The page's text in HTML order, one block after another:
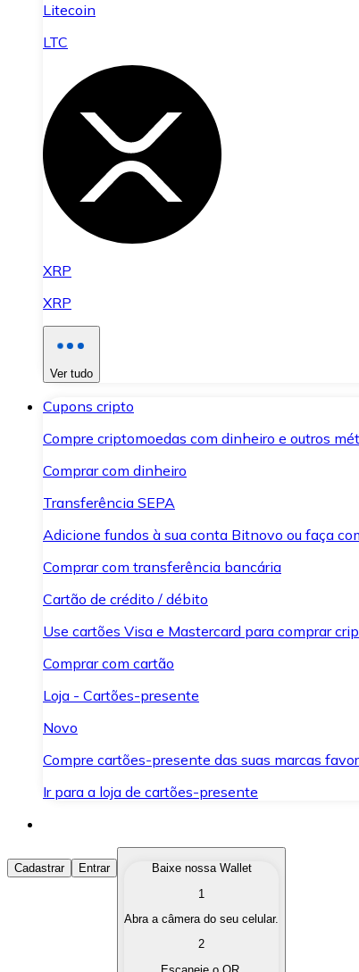
Litecoin
LTC
XRP
XRP
Ver tudo
Cupons cripto
Compre criptomoedas com dinheiro e outros
Comprar com dinheiro
Transferência SEPA
Adicione fundos à sua conta Bitnovo ou faça
Comprar com transferência bancária
Cartão de crédito / débito
Use cartões Visa e Mastercard para comprar
Comprar com cartão
Loja - Cartões-presente
Novo
Compre cartões-presente das suas marcas
Ir para a loja de cartões-presente
Comprar Criptomoedas
Compre as criptomoedas de seu interesse de
Converta suas criptomoedas em moeda
Cadastrar Entrar
Baixe nossa Wallet
1
Abra a câmera do seu celular.
2